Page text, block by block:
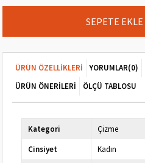
ÜRÜN ÖZELLIKLERI YORUMLAR(0)
ÜRÜN ÖNERILERI
ÖLÇÜ TABLOSU
Kategori
Çizme
Cinsiyet
Kadın